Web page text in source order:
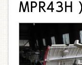
MPR43H